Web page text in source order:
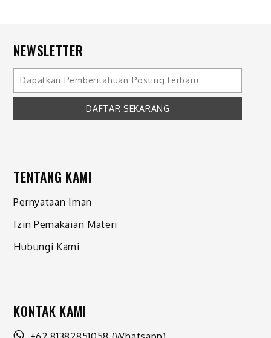
NEWSLETTER
TENTANG KAMI
Pernyataan Iman
Izin Pemakaian Materi
Hubungi Kami
KONTAK KAMI